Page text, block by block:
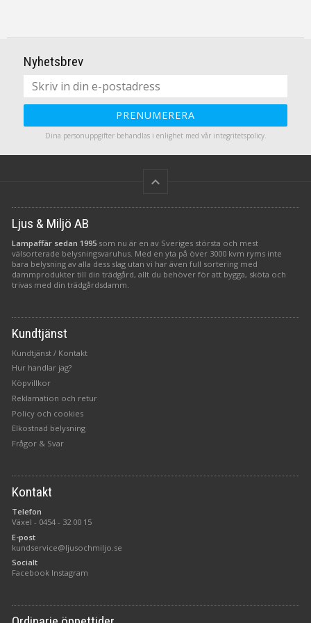
Nyhetsbrev
PRENUMERERA
Dina personuppgifter behandlas i enlighet med vår integritetspolicy.
keyboard_arrow_up
Ljus & Miljö AB
Lampaffär sedan 1995 som nu är en av Sveriges största och mest
välsorterade belysningsvaruhus. Med en yta på över 3000 kvm ryms inte
bara belysning av alla dess slag utan vi har även full sortering med
dammprodukter till din trädgård, allt du behöver för att bygga, sköta och
trivas med din trädgårdsdamm.
Kundtjänst
Kundtjänst / Kontakt
Hur handlar jag?
Köpvillkor
Reklamation och retur
Policy och cookies
Elkostnad belysning
Frågor & Svar
Kontakt
Telefon
Växel - 0454 - 32 00 15
E-post
kundservice@ljusochmiljo.se
Socialt
Facebook Instagram